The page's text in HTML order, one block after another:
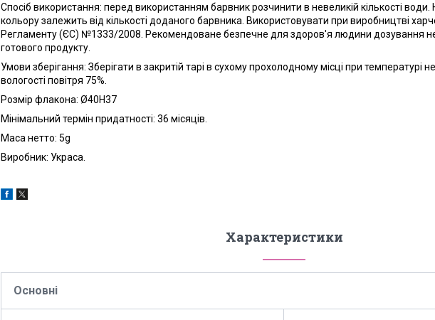
Спосіб використання: перед використанням барвник розчинити в невеликій кількості води.
кольору залежить від кількості доданого барвника. Використовувати при виробництві
Регламенту (ЄС) №1333/2008. Рекомендоване безпечне для здоров'я людини дозування не
готового продукту.
Умови зберігання: Зберігати в закритій тарі в сухому прохолодному місці при температурі
вологості повітря 75%.
Розмір флакона: Ø40Н37
Мінімальний термін придатності: 36 місяців.
Маса нетто: 5g
Виробник: Украса.
Характеристики
Основні